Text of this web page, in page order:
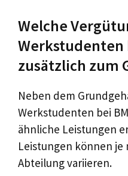
Welche
Werkstudenten
zusätzlich zum
Neben dem
Werkstudenten bei
ähnliche Leistungen
Leistungen können je
Abteilung variieren.